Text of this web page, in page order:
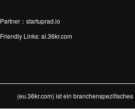
Partner：startuprad.io
Friendly Links:ai.36kr.com
(eu.36kr.com) ist ein